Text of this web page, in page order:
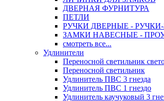
ДВЕРНАЯ ФУРНИТУРА
ПЕТЛИ
РУЧКИ ДВЕРНЫЕ -
ЗАМКИ НАВЕСНЫЕ -
смотреть все...
Удлинители
Переносной светильник
Переносной светильник
Удлинитель ПВС 3 гнезда
Удлинитель ПВС 1 гнездо
Удлинитель каучуковый 3